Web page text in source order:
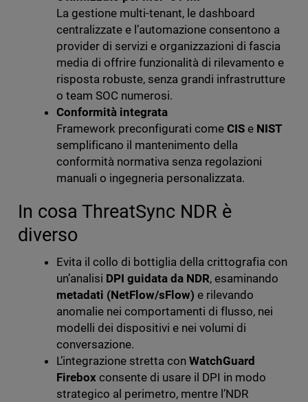
La gestione multi-tenant, le dashboard
centralizzate e l’automazione consentono a
provider di servizi e organizzazioni di fascia
media di offrire funzionalità di rilevamento e
risposta robuste, senza grandi infrastrutture
o team SOC numerosi.
Conformità integrata
Framework preconfigurati come CIS e NIST
semplificano il mantenimento della
conformità normativa senza regolazioni
manuali o ingegneria personalizzata.
In cosa ThreatSync NDR è
diverso
Evita il collo di bottiglia della crittografia con
un’analisi DPI guidata da NDR, esaminando
metadati (NetFlow/sFlow) e rilevando
anomalie nei comportamenti di flusso, nei
modelli dei dispositivi e nei volumi di
conversazione.
L’integrazione stretta con WatchGuard
Fireboxconsente di usare il DPI in modo
strategico al perimetro, mentre l’NDR